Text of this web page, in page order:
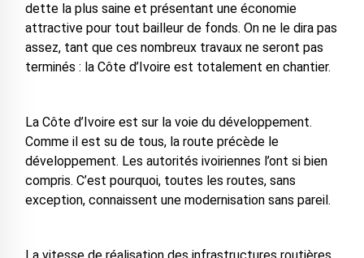
dette la plus saine et présentant une économie
attractive pour tout bailleur de fonds. On ne le dira pas
assez, tant que ces nombreux travaux ne seront pas
terminés : la Côte d’Ivoire est totalement en chantier.
La Côte d’Ivoire est sur la voie du développement.
Comme il est su de tous, la route précède le
développement. Les autorités ivoiriennes l’ont si bien
compris. C’est pourquoi, toutes les routes, sans
exception, connaissent une modernisation sans pareil.